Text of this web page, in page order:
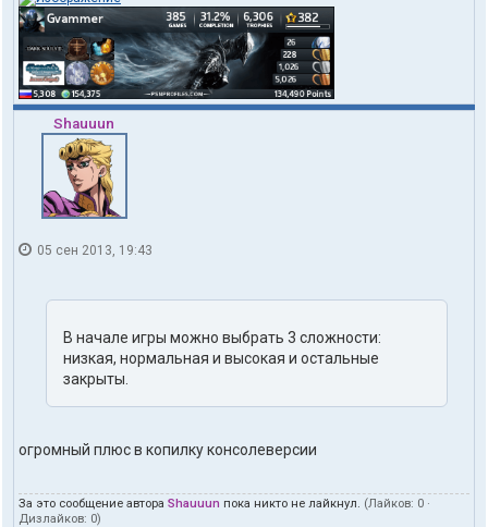
m
e
r
Shauuun
05 сен 2013, 19:43
В начале игры можно выбрать 3 сложности:
низкая, нормальная и высокая и остальные
закрыты.
огромный плюс в копилку консолеверсии
За это сообщение автора Shauuun пока никто не лайкнул. (Лайков: 0 ·
Дизлайков: 0)